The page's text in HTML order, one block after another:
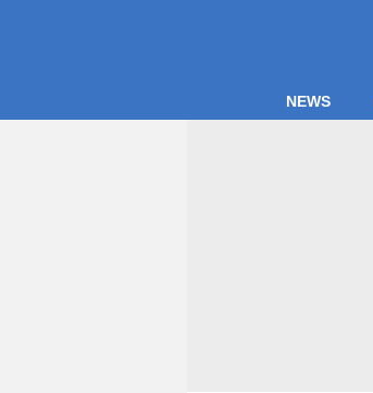
NEWS